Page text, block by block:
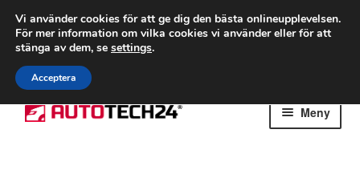
FRAKT från 75 kr
Världsomspännande frakt
Ring 766 924 713
Hoppa
till
Hoppa
till
Meny
Vi använder cookies för att ge dig den bästa onlineupplevelsen.
För mer information om vilka cookies vi använder eller för att
stänga av dem, se settings.
Acceptera